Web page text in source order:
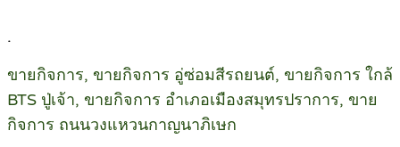
.
ขายกิจการ, ขายกิจการ อู่ซ่อมสีรถยนต์, ขายกิจการ ใกล้
BTS ปู่เจ้า, ขายกิจการ อำเภอเมืองสมุทรปราการ, ขาย
กิจการ ถนนวงแหวนกาญนาภิเษก